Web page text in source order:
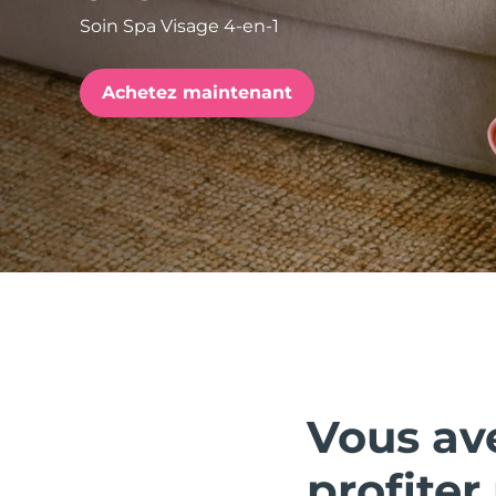
Soin Spa Visage 4-en-1
Achetez maintenant
Vous
issa™ Teeth Whitening Set
FAQ™ Dual LED Panel
POPULAIRE